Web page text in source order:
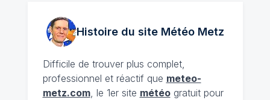
Histoire du site MétéoMetz
Difficile de trouver plus complet,
professionnel et réactif que meteo-
metz.com, le 1er site météogratuit pour